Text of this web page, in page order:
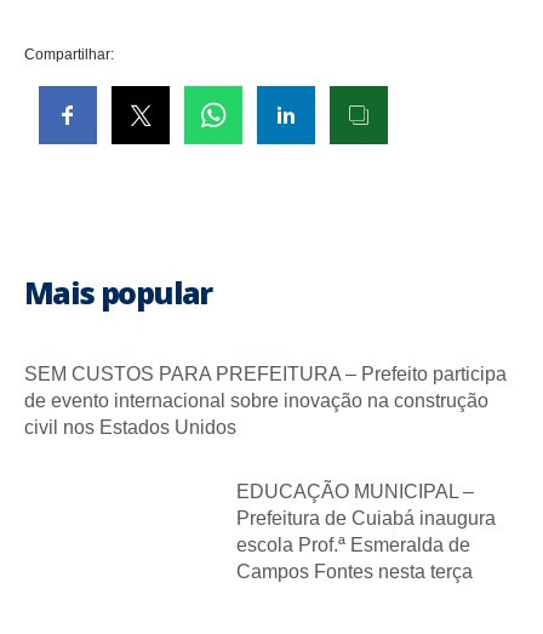
Compartilhar:
Mais popular
SEM CUSTOS PARA PREFEITURA – Prefeito participa
de evento internacional sobre inovação na construção
civil nos Estados Unidos
EDUCAÇÃO MUNICIPAL –
Prefeitura de Cuiabá inaugura
escola Prof.ª Esmeralda de
Campos Fontes nesta terça